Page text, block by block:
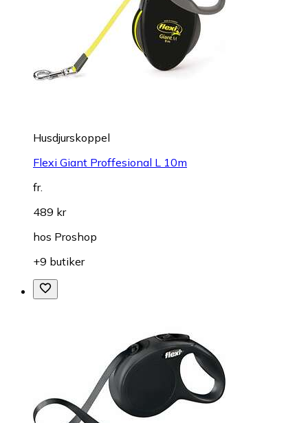
Husdjurskoppel
Flexi Giant Proffesional L 10m
fr.
489 kr
hos Proshop
+9 butiker